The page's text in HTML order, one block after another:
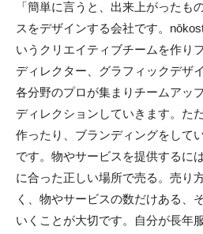
「簡単に言うと、出来上がったも
スをデザインする会社です。
いうクリエイティブチームを作り
ディレクター、グラフィックデザ
各分野のプロが集まりチームアッ
ディレクションしていきます。た
作ったり、ブランディングをして
です。物やサービスを提供するに
に合った正しい場所で売る。売り
く、物やサービスの数だけある、
いくことが大切です。自分が長年